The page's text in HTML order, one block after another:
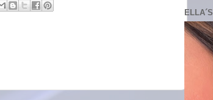
ELLA´S